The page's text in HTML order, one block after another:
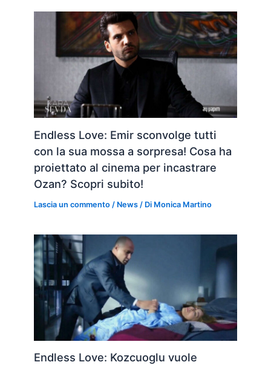
Endless Love: Emir sconvolge tutti
con la sua mossa a sorpresa! Cosa ha
proiettato al cinema per incastrare
Ozan? Scopri subito!
Lascia un commento / News / Di Monica Martino
Endless Love: Kozcuoglu vuole